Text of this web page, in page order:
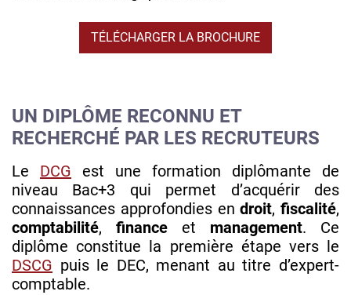
TÉLÉCHARGER LA BROCHURE
UN DIPLÔME RECONNU ET
RECHERCHÉ PAR LES RECRUTEURS
Le DCG est une formation diplômante de
niveau Bac+3 qui permet d’acquérir des
connaissances approfondies endroit, fiscalité,
comptabilité, finance et management. Ce
diplôme constitue la première étape vers le
DSCG puis le DEC, menant au titre d’expert-
comptable.